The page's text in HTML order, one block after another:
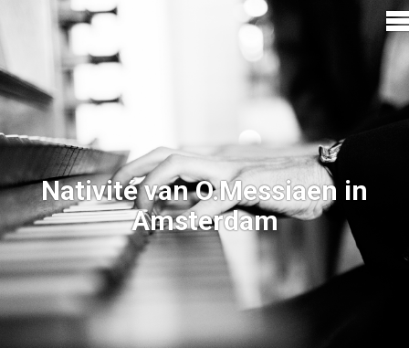
Nativité van O.Messiaen in
Amsterdam